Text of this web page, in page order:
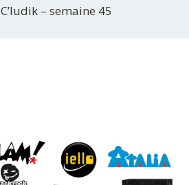
C’ludik – semaine 45